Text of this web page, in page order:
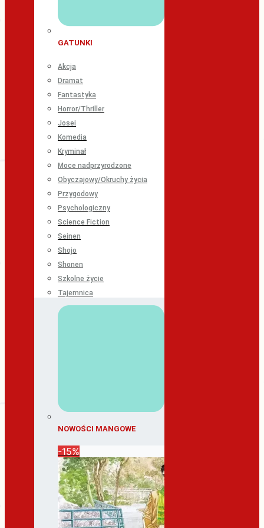
GATUNKI
Akcja
Dramat
Fantastyka
Horror/Thriller
Josei
Komedia
Kryminał
Moce nadprzyrodzone
Obyczajowy/Okruchy życia
Przygodowy
Psychologiczny
Science Fiction
Seinen
Shojo
Shonen
Szkolne życie
Tajemnica
NOWOŚCI MANGOWE
-15%